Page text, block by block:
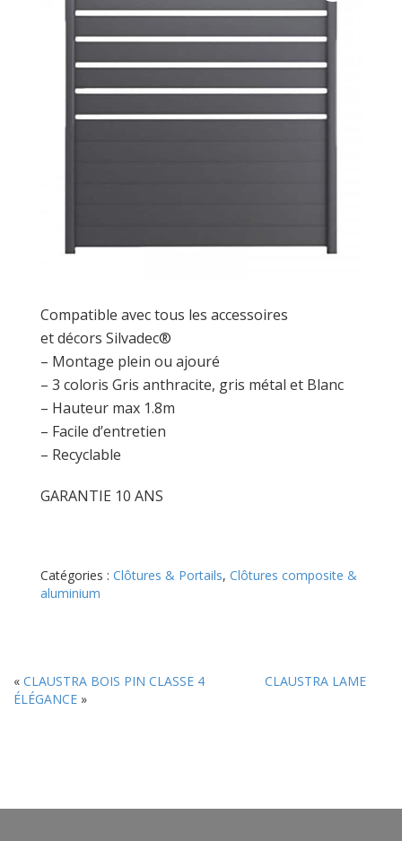
Compatible avec tous les accessoires
et décors Silvadec®
– Montage plein ou ajouré
– 3 coloris Gris anthracite, gris métal et Blanc
– Hauteur max 1.8m
– Facile d’entretien
– Recyclable
GARANTIE 10 ANS
Catégories : Clôtures & Portails, Clôtures composite &
aluminium
« CLAUSTRA BOIS PIN CLASSE 4
CLAUSTRA LAME
ÉLÉGANCE »